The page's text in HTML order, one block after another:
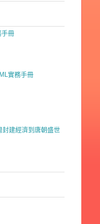
手冊
實務手冊
封建經濟到唐朝盛世